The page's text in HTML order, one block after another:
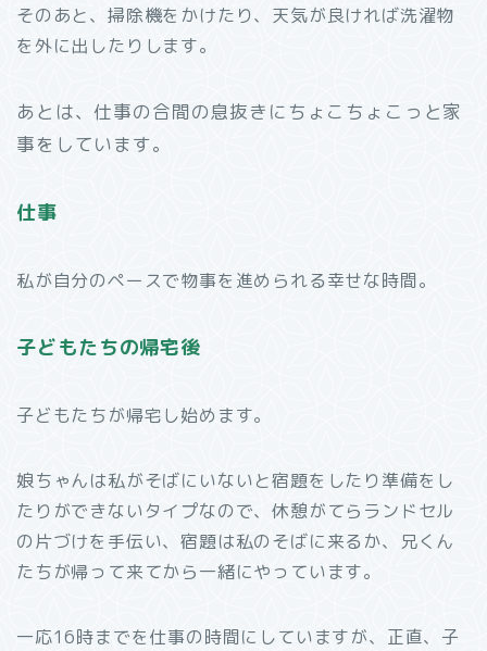
そのあと、掃除機をかけたり、天気が良ければ洗濯物
を外に出したりします。
あとは、仕事の合間の息抜きにちょこちょこっと家
事をしています。
仕事
私が自分のペースで物事を進められる幸せな時間。
子どもたちの帰宅後
子どもたちが帰宅し始めます。
娘ちゃんは私がそばにいないと宿題をしたり準備をし
たりができないタイプなので、休憩がてらランドセル
の片づけを手伝い、宿題は私のそばに来るか、兄くん
たちが帰って来てから一緒にやっています。
一応16時までを仕事の時間にしていますが、正直、子